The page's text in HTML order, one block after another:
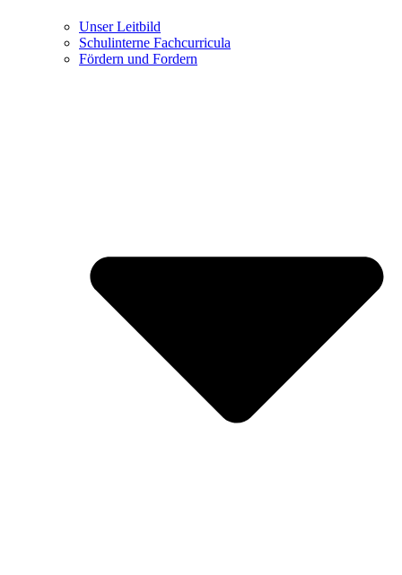
Unser Leitbild
Schulinterne Fachcurricula
Fördern und Fordern